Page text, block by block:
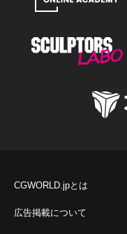
CGWORLD.jpとは
広告掲載について